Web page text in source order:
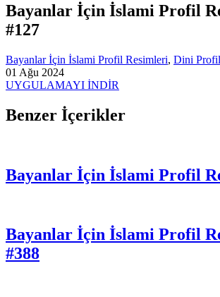
Bayanlar İçin İslami Profil
#127
Bayanlar İçin İslami Profil Resimleri, Dini
01 Ağu 2024
UYGULAMAYI İNDİR
Benzer İçerikler
Bayanlar İçin İslami Profil
Bayanlar İçin İslami Profil
#388